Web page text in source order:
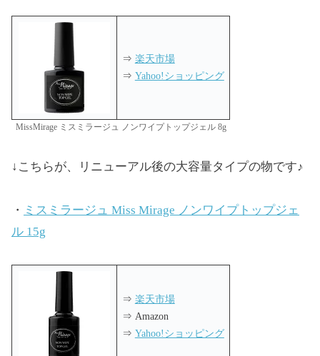
⇒ 楽天市場
⇒ Yahoo!ショッピング
MissMirage ミスミラージュ ノンワイプトップジェル 8g
↓こちらが、リニューアル後の大容量タイプの物です♪
・ ミスミラージュ Miss Mirage ノンワイプトップジェ
ル 15g
⇒ 楽天市場
⇒ Amazon
⇒ Yahoo!ショッピング